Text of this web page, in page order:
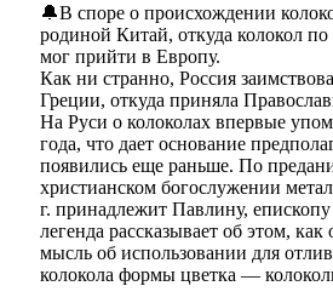
🔔В споре о происхождении
родиной Китай, откуда колокол
мог прийти в Европу.
Как ни странно, Россия
Греции, откуда приняла
На Руси о колоколах впервые
года, что дает основание
появились еще раньше. По
христианском богослужении
г. принадлежит Павлину,
легенда рассказывает об этом,
мысль об использовании для
колокола формы цветка —